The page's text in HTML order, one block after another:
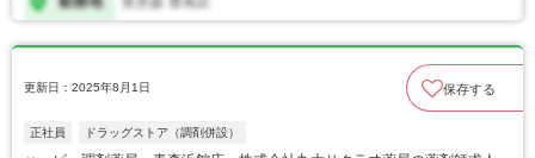
更新日：2025年8月1日 保存する
正社員 ドラッグストア（調剤併設）